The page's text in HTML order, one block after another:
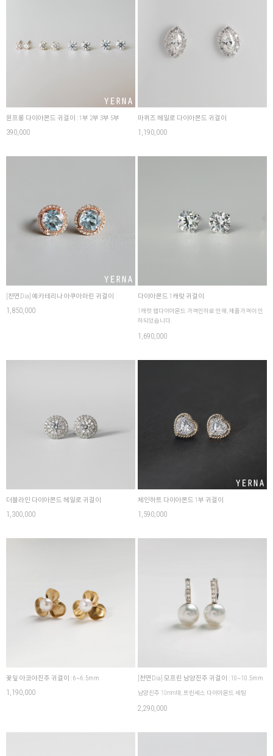
원프롱 다이아몬드 귀걸이 : 1부 2부 3부 5부
390,000
마퀴즈 헤일로 다이아몬드 귀걸이
1,190,000
[천연Dia] 예카테리나 아쿠아마린 귀걸이
1,850,000
다이아몬드 1캐럿 귀걸이
1캐럿 랩다이아몬드 가격인하로 인해, 제품가격이 인
하되었습니다.
1,690,000
더블라인 다이아몬드 헤일로 귀걸이
1,300,000
체인하트 다이아몬드 1부 귀걸이
1,590,000
꽃잎 아코야진주 귀걸이 : 6~6.5mm
1,190,000
[천연Dia] 모프린 남양진주 귀걸이 : 10~10.5mm
남양진주 10mm대, 프린세스 다이아몬드 세팅
2,290,000